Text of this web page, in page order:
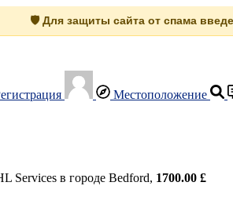
🛡️ Для защиты сайта от спама
Местоположение
Services в городе Bedford, 1700.00 £